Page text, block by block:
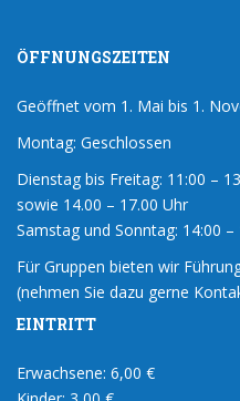
ÖFFNUNGSZEITEN
Geöffnet vom 1. Mai bis 1.
Montag: Geschlossen
Dienstag bis Freitag: 11:00 –
sowie 14.00 – 17.00 Uhr
Samstag und Sonntag: 14:00 –
Für Gruppen bieten wir
(nehmen Sie dazu gerne
EINTRITT
Erwachsene: 6,00 €